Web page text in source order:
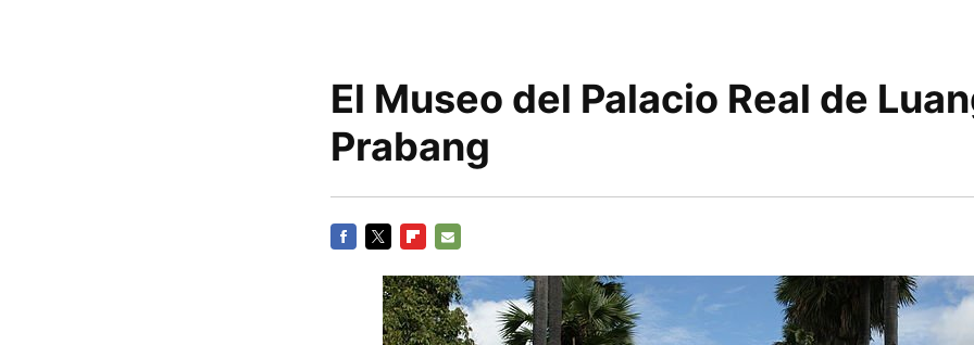
El Museo del Palacio Real de
Prabang
MAIL